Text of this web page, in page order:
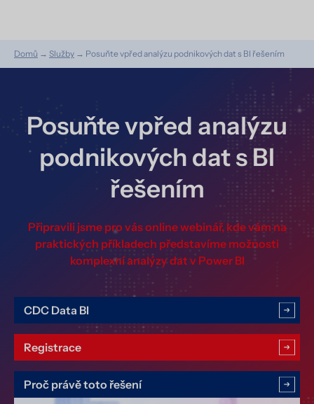
Domů → Služby → Posuňte vpřed analýzu podnikových dat s BI řešením
Posuňte vpřed analýzu
podnikových dat s BI
řešením
Připravili jsme pro vás online webinář, kde vám na
praktických příkladech představíme možnosti
komplexní analýzy dat v Power BI
CDC Data BI
Registrace
Proč právě toto řešení